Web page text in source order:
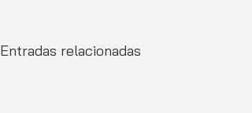
Entradas relacionadas